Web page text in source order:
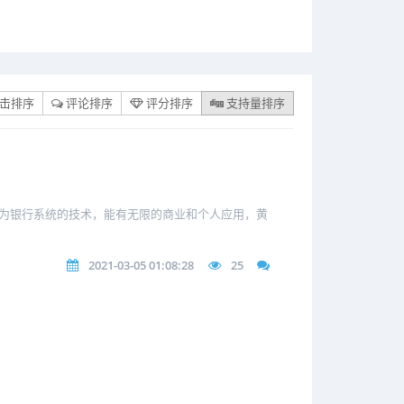
排序 评论排序 评分排序 支持量排序
银行系统的技术，能有无限的商业和个人应用，黄
2021-03-05 01:08:28 25